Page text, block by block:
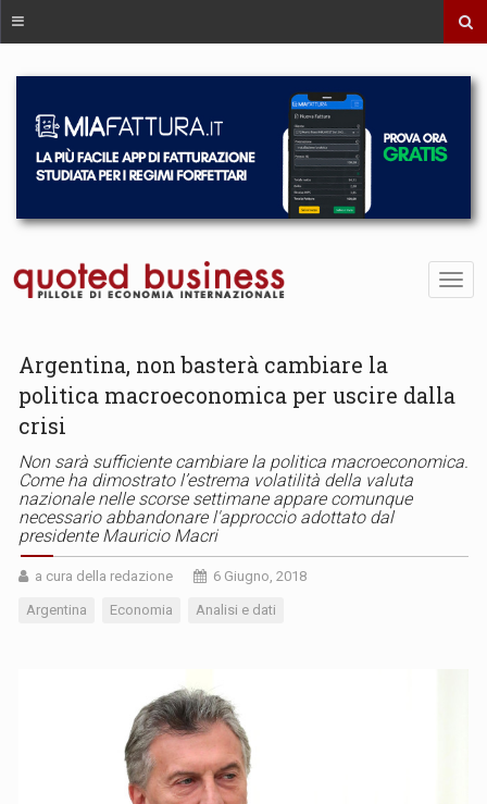
Argentina, non basterà cambiare la
politica macroeconomica per uscire dalla
crisi
Non sarà sufficiente cambiare la politica macroeconomica.
Come ha dimostrato l’estrema volatilità della valuta
nazionale nelle scorse settimane appare comunque
necessario abbandonare l'approccio adottato dal
presidente Mauricio Macri
a cura della redazione 6 Giugno, 2018
Argentina Economia Analisi e dati